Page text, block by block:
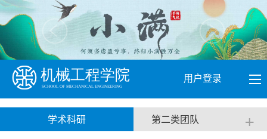
用户登录
学术科研 第二类团队 +